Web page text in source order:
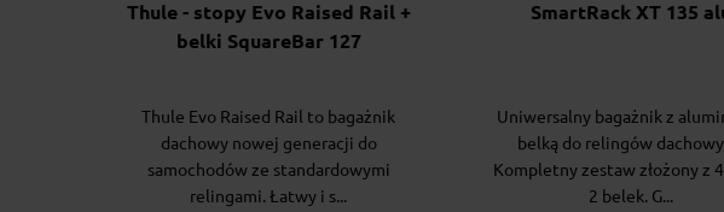
Thule - stopy Evo Raised Rail +
belki SquareBar 127
Thule Evo Raised Rail to bagażnik
dachowy nowej generacji do
samochodów ze standardowymi
relingami. Łatwy i s...
SmartRack XT 135
Uniwersalny bagażnik z
belką do relingów
Kompletny zestaw złożony z
2 belek. G...